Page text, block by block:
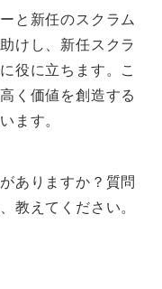
と新任のスクラム
けし、新任スクラ
役に立ちます。こ
く価値を創造する
ます。
ありますか？質問
教えてください。